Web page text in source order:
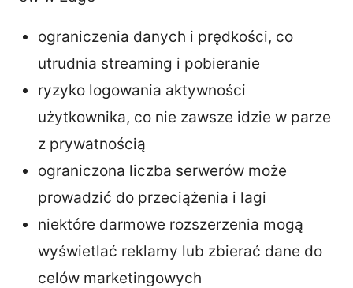
ograniczenia danych i prędkości, co
utrudnia streaming i pobieranie
ryzyko logowania aktywności
użytkownika, co nie zawsze idzie w parze
z prywatnością
ograniczona liczba serwerów może
prowadzić do przeciążenia i lagi
niektóre darmowe rozszerzenia mogą
wyświetlać reklamy lub zbierać dane do
celów marketingowych